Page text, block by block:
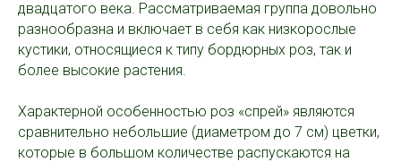
двадцатого века. Рассматриваемая группа довольно
разнообразна и включает в себя как низкорослые
кустики, относящиеся к типу бордюрных роз, так и
более высокие растения.
Характерной особенностью роз «спрей» являются
сравнительно небольшие (диаметром до 7 см) цветки,
которые в большом количестве распускаются на